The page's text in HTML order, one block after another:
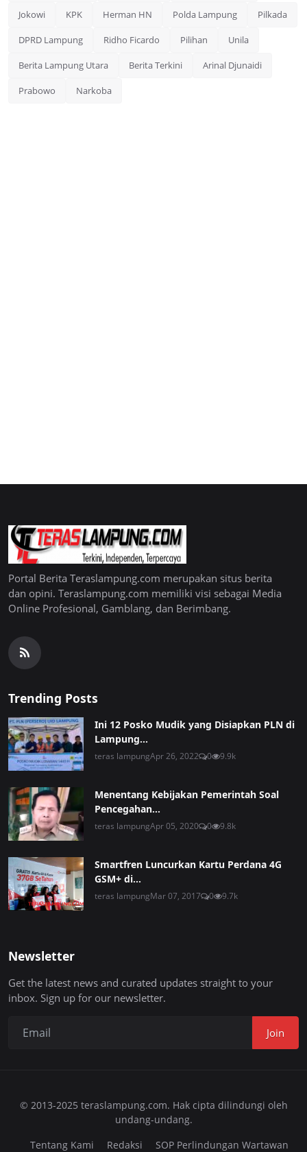
Jokowi KPK Herman HN Polda Lampung Pilkada
DPRD Lampung Ridho Ficardo Pilihan Unila
Berita Lampung Utara Berita Terkini Arinal Djunaidi
Prabowo Narkoba
Portal Berita Teraslampung.com merupakan situs berita
dan opini. Teraslampung.com memiliki visi sebagai Media
Online Profesional, Gamblang, dan Berimbang.
Trending Posts
Ini 12 Posko Mudik yang Disiapkan PLN di
Lampung...
teras lampungApr 26, 2022 0 9.9k
Menentang Kebijakan Pemerintah Soal
Pencegahan...
teras lampungApr 05, 2020 0 9.8k
Smartfren Luncurkan Kartu Perdana 4G
GSM+ di...
teras lampungMar 07, 2017 0 9.7k
Newsletter
Get the latest news and curated updates straight to your
inbox. Sign up for our newsletter.
Join
© 2013-2025 teraslampung.com. Hak cipta dilindungi oleh
undang-undang.
Tentang Kami
Redaksi
SOP Perlindungan Wartawan